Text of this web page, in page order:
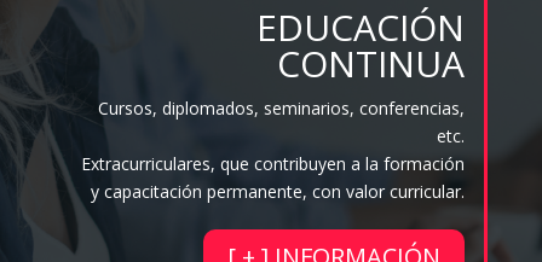
EDUCACIÓN
CONTINUA
Cursos, diplomados, seminarios, conferencias,
etc.
Extracurriculares, que contribuyen a la formación
y capacitación permanente, con valor curricular.